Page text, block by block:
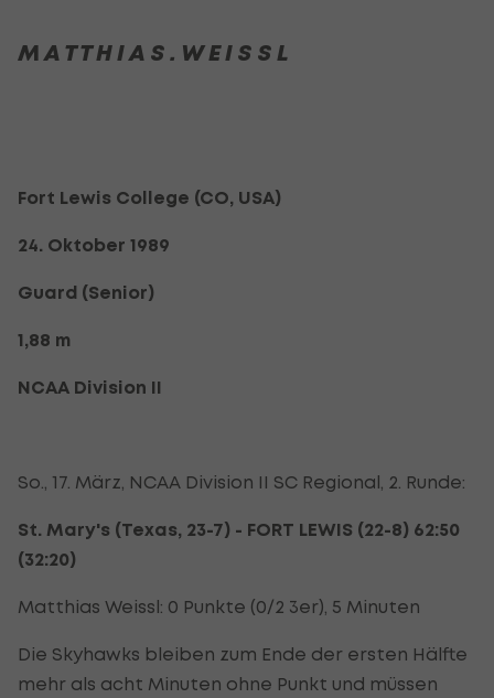
M A T T H I A S . W E I S S L
Fort Lewis College (CO, USA)
24. Oktober 1989
Guard (Senior)
1,88 m
NCAA Division II
So., 17. März, NCAA Division II SC Regional, 2. Runde:
St. Mary's (Texas, 23-7) - FORT LEWIS (22-8) 62:50
(32:20)
Matthias Weissl: 0 Punkte (0/2 3er), 5 Minuten
Die Skyhawks bleiben zum Ende der ersten Hälfte
mehr als acht Minuten ohne Punkt und müssen